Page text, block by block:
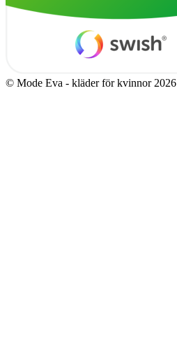
© Mode Eva - kläder för kvinnor 2026